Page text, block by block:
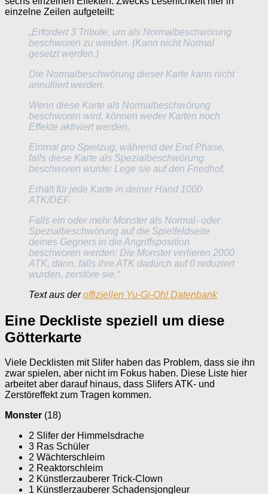
einzelne Zeilen aufgeteilt:
„Erfordert 3 Tribute, um als Normalbeschwörung
beschworen zu werden. (Kann nicht Normal
gesetzt werden.)
Die Normalbeschwörung dieser Karte kann nicht
annulliert werden.
Wenn diese Karte als Normalbeschwörung
beschworen wird, können weder Karten noch
Effekte aktiviert werden.
Einmal pro Spielzug, während der End Phase,
falls diese Karte als Spezialbeschwörung
beschworen wurde: Lege sie auf den Friedhof.
Erhält für jede Karte in deiner Hand 1000
ATK/DEF.
Falls ein oder mehr Monster als Normal- oder
Spezialbeschwörung auf die Spielfeldseite
deines Gegners in die Angriffsposition
beschworen werden: Die Monster verlieren 2000
ATK, dann, falls ihre ATK dadurch auf 0 reduziert
wurden, zerstöre sie.“
Text aus deroffiziellen Yu-Gi-Oh! Datenbank
Eine Deckliste speziell um diese
Götterkarte
Viele Decklisten mit Slifer haben das Problem, dass sie ihn
zwar spielen, aber nicht im Fokus haben. Diese Liste hier
arbeitet aber darauf hinaus, dass Slifers ATK- und
Zerstöreffekt zum Tragen kommen.
Monster (18)
2 Slifer der Himmelsdrache
3 Ras Schüler
2 Wächterschleim
2 Reaktorschleim
2 Künstlerzauberer Trick-Clown
1 Künstlerzauberer Schadensjongleur